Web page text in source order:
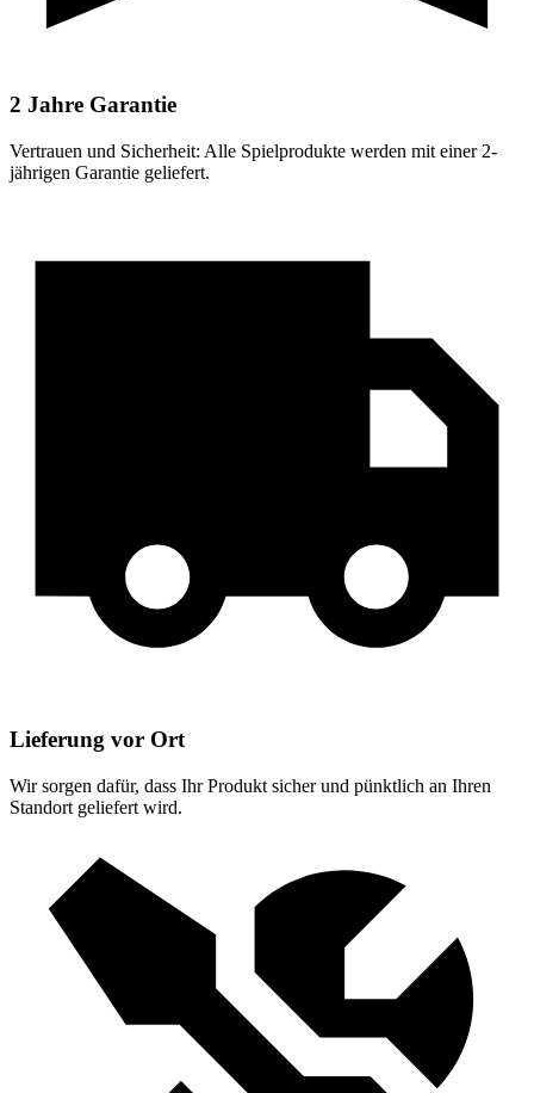
2 Jahre Garantie
Vertrauen und Sicherheit: Alle Spielprodukte werden mit einer 2-
jährigen Garantie geliefert.
Lieferung vor Ort
Wir sorgen dafür, dass Ihr Produkt sicher und pünktlich an Ihren
Standort geliefert wird.